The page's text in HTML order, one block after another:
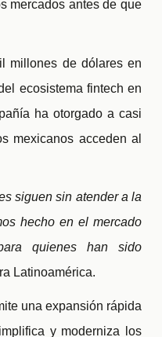
mercados antes de que
millones de dólares en
ecosistema fintech en
ha otorgado a casi
mexicanos acceden al
siguen sin atender a la
hecho en el mercado
quienes han sido
Latinoamérica.
una expansión rápida
y moderniza los